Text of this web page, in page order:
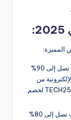
تيك ويك (17-30 مارس 2025): خصومات تصل إلى 90%
من
علامات مثل Oraimo وXiaomi، مع كوبون TECH25 لخصم
الجمعة السوداء (نوفمبر 2025): تخفيضات تصل إلى 80%